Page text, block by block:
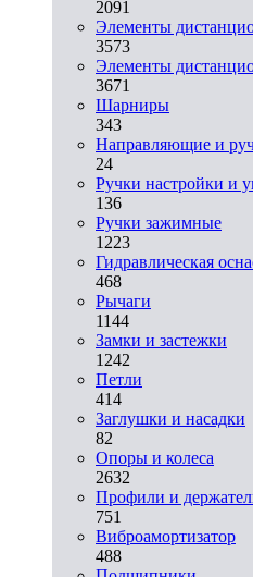
2091
Элементы
3573
Элементы
3671
Шарниры
343
Направляющие и
24
Ручки настройки и
136
Ручки зажимные
1223
Гидравлическая
468
Рычаги
1144
Замки и застежки
1242
Петли
414
Заглушки и насадки
82
Опоры и колеса
2632
Профили и
751
Виброамортизатор
488